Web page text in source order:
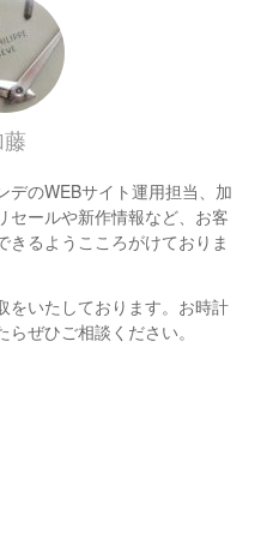
デのWEBサイト運用担当、加
セールや新作情報など、お客
るようこころがけておりま
をいたしております。お時計
ぜひご相談ください。